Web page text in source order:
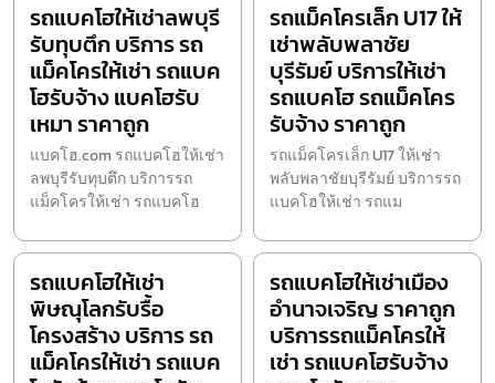
รถแบคโฮให้เช่าลพบุรี
รับทุบตึก บริการ รถ
แม็คโครให้เช่า รถแบค
โฮรับจ้าง แบคโฮรับ
เหมา ราคาถูก
แบคโฮ.com รถแบคโฮให้เช่า
ลพบุรีรับทุบตึก บริการรถ
แม็คโครให้เช่า รถแบคโฮ
รถแม็คโครเล็ก U17 ให้
เช่าพลับพลาชัย
บุรีรัมย์ บริการให้เช่า
รถแบคโฮ รถแม็คโคร
รับจ้าง ราคาถูก
รถแม็คโครเล็ก U17 ให้เช่า
พลับพลาชัยบุรีรัมย์ บริการรถ
แบคโฮให้เช่า รถแม
รถแบคโฮให้เช่า
พิษณุโลกรับรื้อ
โครงสร้าง บริการ รถ
แม็คโครให้เช่า รถแบค
รถแบคโฮให้เช่าเมือง
อำนาจเจริญ ราคาถูก
บริการรถแม็คโครให้
เช่า รถแบคโฮรับจ้าง